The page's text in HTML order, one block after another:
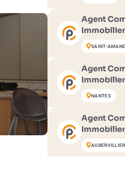
Agent
SAINT-
Agent
NANTES
Agent